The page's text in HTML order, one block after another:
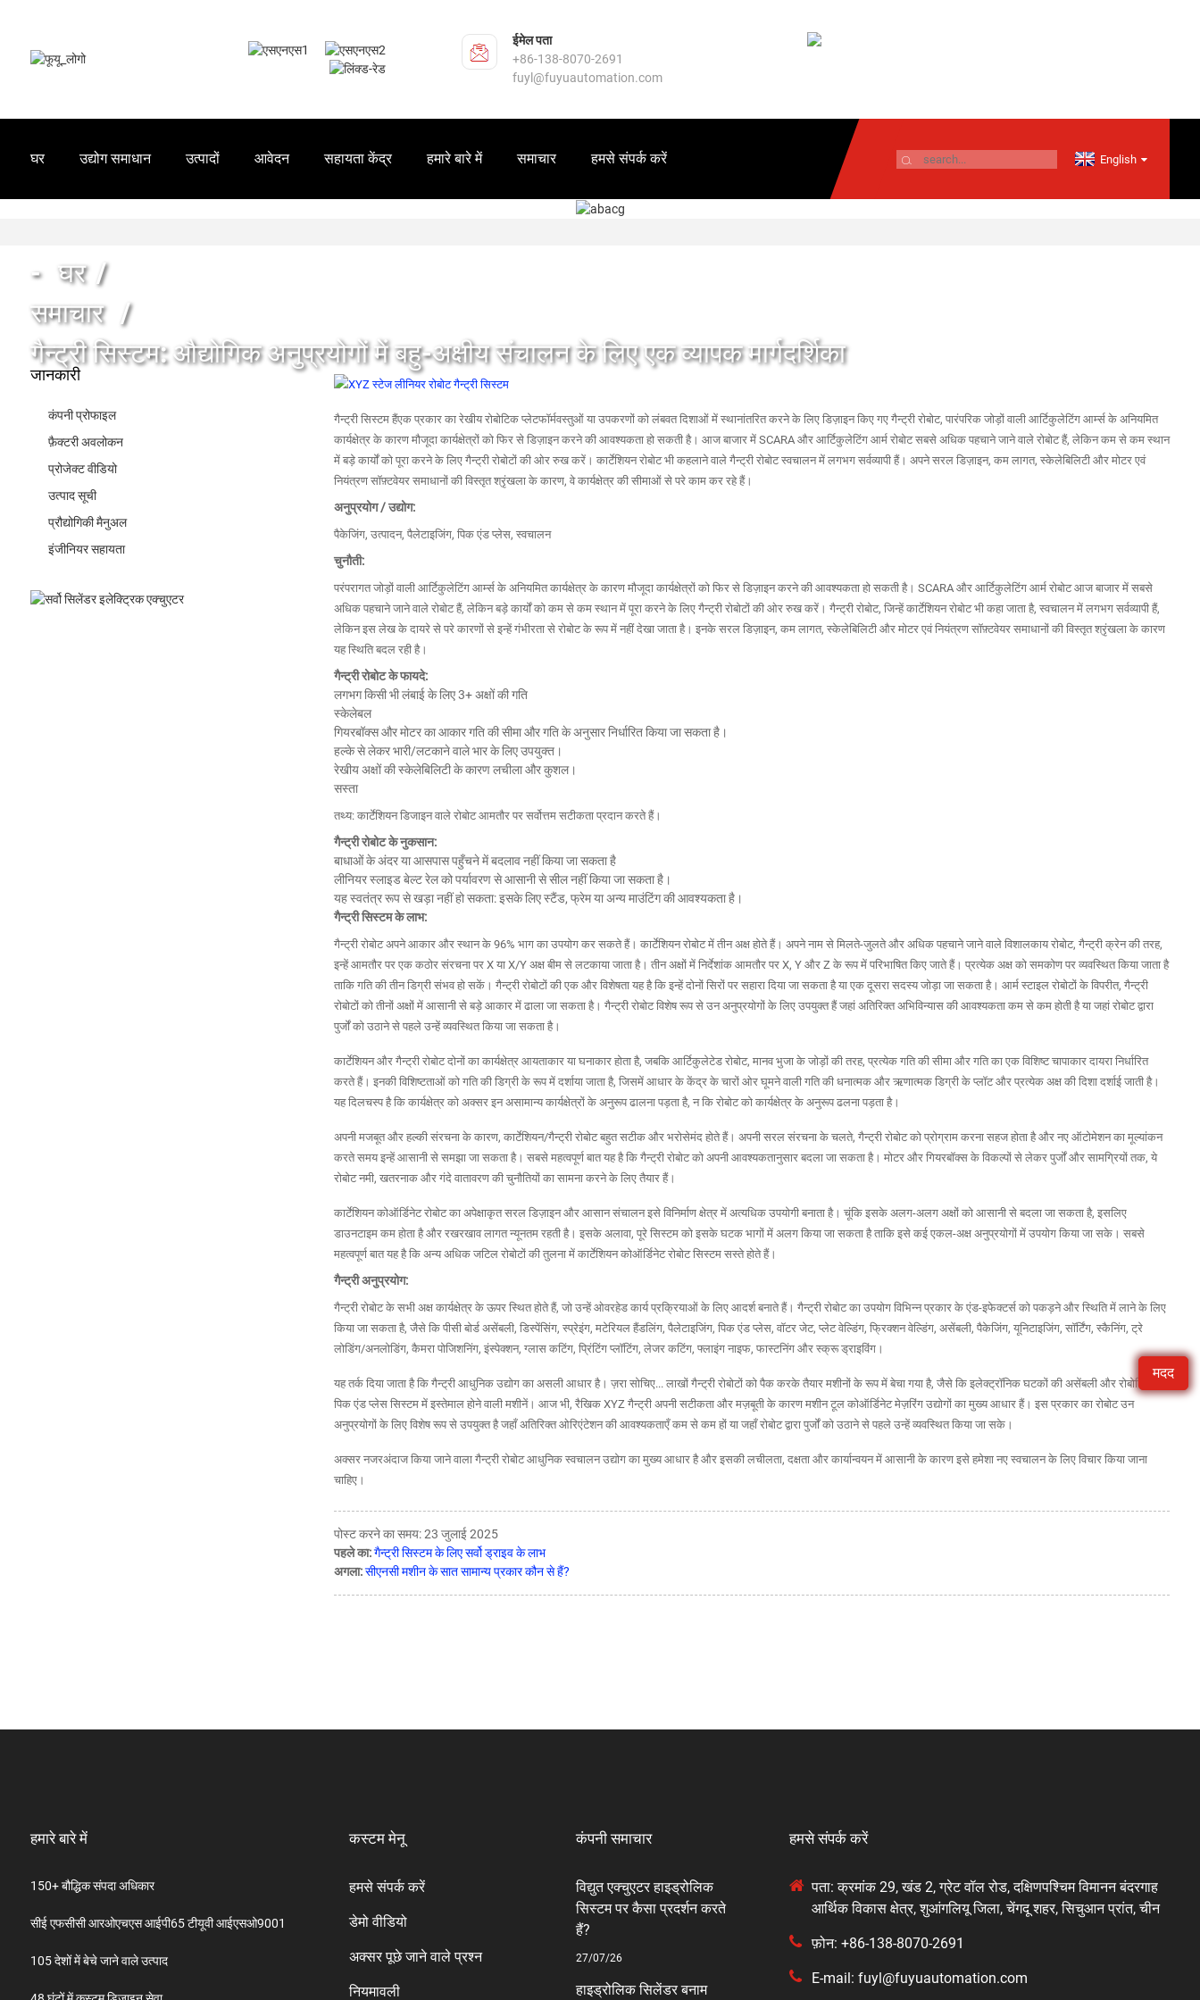
मदद
ईमेल पता
+86-138-8070-2691
fuyl@fuyuautomation.com
घर उद्योग समाधान उत्पादों आवेदन सहायता केंद्र हमारे बारे में समाचार हमसे संपर्क करें English
घर
समाचार
गैन्ट्री सिस्टम: औद्योगिक अनुप्रयोगों में बहु-अक्षीय संचालन के लिए एक व्यापक मार्गदर्शिका
जानकारी
कंपनी प्रोफाइल
फ़ैक्टरी अवलोकन
प्रोजेक्ट वीडियो
उत्पाद सूची
प्रौद्योगिकी मैनुअल
इंजीनियर सहायता
गैन्ट्री सिस्टम हैंएक प्रकार का रेखीय रोबोटिक प्लेटफॉर्मवस्तुओं या उपकरणों को लंबवत दिशाओं में स्थानांतरित करने के लिए डिज़ाइन किए गए गैन्ट्री रोबोट, पारंपरिक जोड़ों वाली आर्टिकुलेटिंग आर्म्स के अनियमित
कार्यक्षेत्र के कारण मौजूदा कार्यक्षेत्रों को फिर से डिज़ाइन करने की आवश्यकता हो सकती है। आज बाजार में SCARA और आर्टिकुलेटिंग आर्म रोबोट सबसे अधिक पहचाने जाने वाले रोबोट हैं, लेकिन कम से कम स्थान
में बड़े कार्यों को पूरा करने के लिए गैन्ट्री रोबोटों की ओर रुख करें। कार्टेशियन रोबोट भी कहलाने वाले गैन्ट्री रोबोट स्वचालन में लगभग सर्वव्यापी हैं। अपने सरल डिज़ाइन, कम लागत, स्केलेबिलिटी और मोटर एवं
नियंत्रण सॉफ़्टवेयर समाधानों की विस्तृत श्रृंखला के कारण, वे कार्यक्षेत्र की सीमाओं से परे काम कर रहे हैं।
अनुप्रयोग / उद्योग:
पैकेजिंग, उत्पादन, पैलेटाइजिंग, पिक एंड प्लेस, स्वचालन
चुनौती:
परंपरागत जोड़ों वाली आर्टिकुलेटिंग आर्म्स के अनियमित कार्यक्षेत्र के कारण मौजूदा कार्यक्षेत्रों को फिर से डिज़ाइन करने की आवश्यकता हो सकती है। SCARA और आर्टिकुलेटिंग आर्म रोबोट आज बाजार में सबसे
अधिक पहचाने जाने वाले रोबोट हैं, लेकिन बड़े कार्यों को कम से कम स्थान में पूरा करने के लिए गैन्ट्री रोबोटों की ओर रुख करें। गैन्ट्री रोबोट, जिन्हें कार्टेशियन रोबोट भी कहा जाता है, स्वचालन में लगभग सर्वव्यापी हैं,
लेकिन इस लेख के दायरे से परे कारणों से इन्हें गंभीरता से रोबोट के रूप में नहीं देखा जाता है। इनके सरल डिज़ाइन, कम लागत, स्केलेबिलिटी और मोटर एवं नियंत्रण सॉफ़्टवेयर समाधानों की विस्तृत श्रृंखला के कारण
यह स्थिति बदल रही है।
गैन्ट्री रोबोट के फायदे:
लगभग किसी भी लंबाई के लिए 3+ अक्षों की गति
स्केलेबल
गियरबॉक्स और मोटर का आकार गति की सीमा और गति के अनुसार निर्धारित किया जा सकता है।
हल्के से लेकर भारी/लटकाने वाले भार के लिए उपयुक्त।
रेखीय अक्षों की स्केलेबिलिटी के कारण लचीला और कुशल।
सस्ता
तथ्य: कार्टेशियन डिजाइन वाले रोबोट आमतौर पर सर्वोत्तम सटीकता प्रदान करते हैं।
गैन्ट्री रोबोट के नुकसान:
बाधाओं के अंदर या आसपास पहुँचने में बदलाव नहीं किया जा सकता है
लीनियर स्लाइड बेल्ट रेल को पर्यावरण से आसानी से सील नहीं किया जा सकता है।
यह स्वतंत्र रूप से खड़ा नहीं हो सकता: इसके लिए स्टैंड, फ्रेम या अन्य माउंटिंग की आवश्यकता है।
गैन्ट्री सिस्टम के लाभ:
गैन्ट्री रोबोट अपने आकार और स्थान के 96% भाग का उपयोग कर सकते हैं। कार्टेशियन रोबोट में तीन अक्ष होते हैं। अपने नाम से मिलते-जुलते और अधिक पहचाने जाने वाले विशालकाय रोबोट, गैन्ट्री क्रेन की तरह,
इन्हें आमतौर पर एक कठोर संरचना पर X या X/Y अक्ष बीम से लटकाया जाता है। तीन अक्षों में निर्देशांक आमतौर पर X, Y और Z के रूप में परिभाषित किए जाते हैं। प्रत्येक अक्ष को समकोण पर व्यवस्थित किया जाता है
ताकि गति की तीन डिग्री संभव हो सकें। गैन्ट्री रोबोटों की एक और विशेषता यह है कि इन्हें दोनों सिरों पर सहारा दिया जा सकता है या एक दूसरा सदस्य जोड़ा जा सकता है। आर्म स्टाइल रोबोटों के विपरीत, गैन्ट्री
रोबोटों को तीनों अक्षों में आसानी से बड़े आकार में ढाला जा सकता है। गैन्ट्री रोबोट विशेष रूप से उन अनुप्रयोगों के लिए उपयुक्त हैं जहां अतिरिक्त अभिविन्यास की आवश्यकता कम से कम होती है या जहां रोबोट द्वारा
पुर्जों को उठाने से पहले उन्हें व्यवस्थित किया जा सकता है।
कार्टेशियन और गैन्ट्री रोबोट दोनों का कार्यक्षेत्र आयताकार या घनाकार होता है, जबकि आर्टिकुलेटेड रोबोट, मानव भुजा के जोड़ों की तरह, प्रत्येक गति की सीमा और गति का एक विशिष्ट चापाकार दायरा निर्धारित
करते हैं। इनकी विशिष्टताओं को गति की डिग्री के रूप में दर्शाया जाता है, जिसमें आधार के केंद्र के चारों ओर घूमने वाली गति की धनात्मक और ऋणात्मक डिग्री के प्लॉट और प्रत्येक अक्ष की दिशा दर्शाई जाती है।
यह दिलचस्प है कि कार्यक्षेत्र को अक्सर इन असामान्य कार्यक्षेत्रों के अनुरूप ढालना पड़ता है, न कि रोबोट को कार्यक्षेत्र के अनुरूप ढलना पड़ता है।
अपनी मजबूत और हल्की संरचना के कारण, कार्टेशियन/गैन्ट्री रोबोट बहुत सटीक और भरोसेमंद होते हैं। अपनी सरल संरचना के चलते, गैन्ट्री रोबोट को प्रोग्राम करना सहज होता है और नए ऑटोमेशन का मूल्यांकन
करते समय इन्हें आसानी से समझा जा सकता है। सबसे महत्वपूर्ण बात यह है कि गैन्ट्री रोबोट को अपनी आवश्यकतानुसार बदला जा सकता है। मोटर और गियरबॉक्स के विकल्पों से लेकर पुर्जों और सामग्रियों तक, ये
रोबोट नमी, खतरनाक और गंदे वातावरण की चुनौतियों का सामना करने के लिए तैयार हैं।
कार्टेशियन कोऑर्डिनेट रोबोट का अपेक्षाकृत सरल डिज़ाइन और आसान संचालन इसे विनिर्माण क्षेत्र में अत्यधिक उपयोगी बनाता है। चूंकि इसके अलग-अलग अक्षों को आसानी से बदला जा सकता है, इसलिए
डाउनटाइम कम होता है और रखरखाव लागत न्यूनतम रहती है। इसके अलावा, पूरे सिस्टम को इसके घटक भागों में अलग किया जा सकता है ताकि इसे कई एकल-अक्ष अनुप्रयोगों में उपयोग किया जा सके। सबसे
महत्वपूर्ण बात यह है कि अन्य अधिक जटिल रोबोटों की तुलना में कार्टेशियन कोऑर्डिनेट रोबोट सिस्टम सस्ते होते हैं।
गैन्ट्री अनुप्रयोग:
गैन्ट्री रोबोट के सभी अक्ष कार्यक्षेत्र के ऊपर स्थित होते हैं, जो उन्हें ओवरहेड कार्य प्रक्रियाओं के लिए आदर्श बनाते हैं। गैन्ट्री रोबोट का उपयोग विभिन्न प्रकार के एंड-इफेक्टर्स को पकड़ने और स्थिति में लाने के लिए
किया जा सकता है, जैसे कि पीसी बोर्ड असेंबली, डिस्पेंसिंग, स्प्रेइंग, मटेरियल हैंडलिंग, पैलेटाइजिंग, पिक एंड प्लेस, वॉटर जेट, प्लेट वेल्डिंग, फ्रिक्शन वेल्डिंग, असेंबली, पैकेजिंग, यूनिटाइजिंग, सॉर्टिंग, स्कैनिंग, ट्रे
लोडिंग/अनलोडिंग, कैमरा पोजिशनिंग, इंस्पेक्शन, ग्लास कटिंग, प्रिंटिंग प्लॉटिंग, लेजर कटिंग, फ्लाइंग नाइफ, फास्टनिंग और स्क्रू ड्राइविंग।
यह तर्क दिया जाता है कि गैन्ट्री आधुनिक उद्योग का असली आधार है। ज़रा सोचिए... लाखों गैन्ट्री रोबोटों को पैक करके तैयार मशीनों के रूप में बेचा गया है, जैसे कि इलेक्ट्रॉनिक घटकों की असेंबली और रोबोटिक
पिक एंड प्लेस सिस्टम में इस्तेमाल होने वाली मशीनें। आज भी, रैखिक XYZ गैन्ट्री अपनी सटीकता और मज़बूती के कारण मशीन टूल कोऑर्डिनेट मेज़रिंग उद्योगों का मुख्य आधार हैं। इस प्रकार का रोबोट उन
अनुप्रयोगों के लिए विशेष रूप से उपयुक्त है जहाँ अतिरिक्त ओरिएंटेशन की आवश्यकताएँ कम से कम हों या जहाँ रोबोट द्वारा पुर्जों को उठाने से पहले उन्हें व्यवस्थित किया जा सके।
अक्सर नजरअंदाज किया जाने वाला गैन्ट्री रोबोट आधुनिक स्वचालन उद्योग का मुख्य आधार है और इसकी लचीलता, दक्षता और कार्यान्वयन में आसानी के कारण इसे हमेशा नए स्वचालन के लिए विचार किया जाना
चाहिए।
पोस्ट करने का समय: 23 जुलाई 2025
पहले का: गैन्ट्री सिस्टम के लिए सर्वो ड्राइव के लाभ
अगला: सीएनसी मशीन के सात सामान्य प्रकार कौन से हैं?
हमारे बारे में
150+ बौद्धिक संपदा अधिकार
सीई एफसीसी आरओएचएस आईपी65 टीयूवी आईएसओ9001
105 देशों में बेचे जाने वाले उत्पाद
कस्टम मेनू
हमसे संपर्क करें
डेमो वीडियो
अक्सर पूछे जाने वाले प्रश्न
नियमावली
कंपनी समाचार
विद्युत एक्चुएटर हाइड्रोलिक
सिस्टम पर कैसा प्रदर्शन करते
हैं?
27/07/26
हाइड्रोलिक सिलेंडर बनाम
हमसे संपर्क करें
पता: क्रमांक 29, खंड 2, ग्रेट वॉल रोड, दक्षिणपश्चिम विमानन बंदरगाह
आर्थिक विकास क्षेत्र, शुआंगलियू जिला, चेंगदू शहर, सिचुआन प्रांत, चीन
फ़ोन: +86-138-8070-2691
E-mail: fuyl@fuyuautomation.com